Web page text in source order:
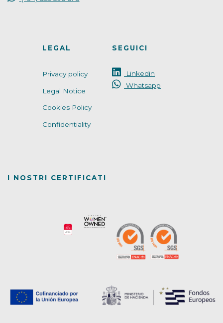
LEGAL
Privacy policy
Legal Notice
Cookies Policy
Confidentiality
SEGUICI
Linkedin
Whatsapp
I NOSTRI CERTIFICATI